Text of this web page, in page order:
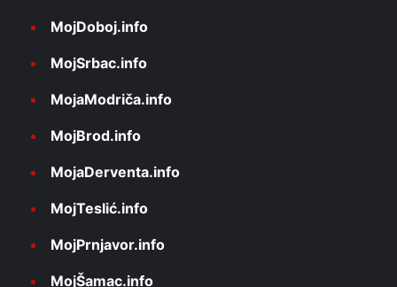
MojDoboj.info
MojSrbac.info
MojaModriča.info
MojBrod.info
MojaDerventa.info
MojTeslić.info
MojPrnjavor.info
MojŠamac.info